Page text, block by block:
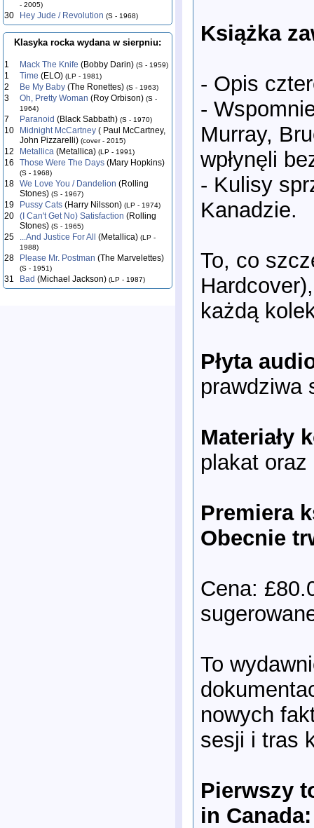
- 2005)
30 Hey Jude / Revolution (S - 1968)
Klasyka rocka wydana w sierpniu:
1 Mack The Knife (Bobby Darin) (S - 1959)
1 Time (ELO) (LP - 1981)
2 Be My Baby (The Ronettes) (S - 1963)
3 Oh, Pretty Woman (Roy Orbison) (S -
1964)
7 Paranoid (Black Sabbath) (S - 1970)
10 Midnight McCartney ( Paul McCartney,
John Pizzarelli) (cover - 2015)
12 Metallica (Metallica) (LP - 1991)
16 Those Were The Days (Mary Hopkins)
(S - 1968)
18 We Love You / Dandelion (Rolling
Stones) (S - 1967)
19 Pussy Cats (Harry Nilsson) (LP - 1974)
20 (I Can't Get No) Satisfaction (Rolling
Stones) (S - 1965)
25 ...And Justice For All (Metallica) (LP -
1988)
28 Please Mr. Postman (The Marvelettes)
(S - 1951)
31 Bad (Michael Jackson) (LP - 1987)
Książka
- Opis
-
Murray,
wpłynęli
- Kulisy
Kanadzie.
To, co
każdą
Płyta
prawdziwa
Materiały
plakat oraz
Premiera
Obecnie
Cena:
To
nowych
sesji i tras
Pierwszy
in